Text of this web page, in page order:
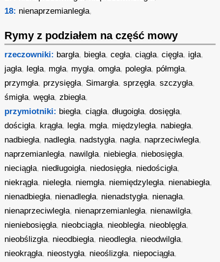
18: nienaprzemianległa,
Rymy z podziałem na część mowy
rzeczowniki: bargła, biegła,cegła,ciągła,cięgła, igła,
jagła, legła, mgła, mygła,omgła, poległa, półmgła,
przymgła, przysięgła, Simargła,sprzęgła,szczygła,
śmigła,węgła,zbiegła,
przymiotniki: biegła,ciągła,długoigła,dosięgła,
dościgła, krągła, legła, mgła, międzyległa, nabiegła,
nadbiegła, nadległa, nadstygła, nagła, naprzeciwległa,
naprzemianległa, nawilgła, niebiegła, niebosięgła,
nieciągła, niedługoigła, niedosięgła, niedościgła,
niekrągła, nieległa, niemgła, niemiędzyległa, nienabiegła,
nienadbiegła, nienadległa, nienadstygła, nienagła,
nienaprzeciwległa, nienaprzemianległa, nienawilgła,
nieniebosięgła, nieobciągła, nieobległa, nieoblęgła,
nieobślizgła, nieodbiegła, nieodległa, nieodwilgła,
nieokrągła, nieostygła, nieoślizgła, niepociągła,